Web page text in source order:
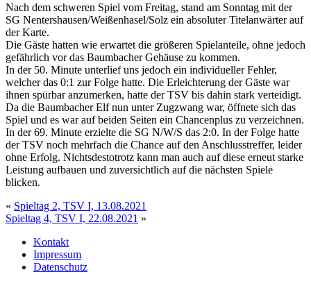
Nach dem schweren Spiel vom Freitag, stand am Sonntag mit der
SG Nentershausen/Weißenhasel/Solz ein absoluter Titelanwärter auf
der Karte.
Die Gäste hatten wie erwartet die größeren Spielanteile, ohne jedoch
gefährlich vor das Baumbacher Gehäuse zu kommen.
In der 50. Minute unterlief uns jedoch ein individueller Fehler,
welcher das 0:1 zur Folge hatte. Die Erleichterung der Gäste war
ihnen spürbar anzumerken, hatte der TSV bis dahin stark verteidigt.
Da die Baumbacher Elf nun unter Zugzwang war, öffnete sich das
Spiel und es war auf beiden Seiten ein Chancenplus zu verzeichnen.
In der 69. Minute erzielte die SG N/W/S das 2:0. In der Folge hatte
der TSV noch mehrfach die Chance auf den Anschlusstreffer, leider
ohne Erfolg. Nichtsdestotrotz kann man auch auf diese erneut starke
Leistung aufbauen und zuversichtlich auf die nächsten Spiele
blicken.
« Spieltag 2, TSV I, 13.08.2021
Spieltag 4, TSV I, 22.08.2021 »
Kontakt
Impressum
Datenschutz